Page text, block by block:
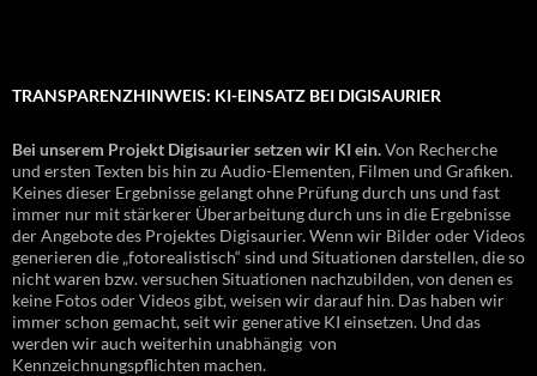
TRANSPARENZHINWEIS: KI-EINSATZ BEI DIGISAURIER
Bei unserem Projekt Digisaurier setzen wir KI ein.Von Recherche
und ersten Texten bis hin zu Audio-Elementen, Filmen und Grafiken.
Keines dieser Ergebnisse gelangt ohne Prüfung durch uns und fast
immer nur mit stärkerer Überarbeitung durch uns in die Ergebnisse
der Angebote des Projektes Digisaurier. Wenn wir Bilder oder Videos
generieren die „fotorealistisch“ sind und Situationen darstellen, die so
nicht waren bzw. versuchen Situationen nachzubilden, von denen es
keine Fotos oder Videos gibt, weisen wir darauf hin. Das haben wir
immer schon gemacht, seit wir generative KI einsetzen. Und das
werden wir auch weiterhin unabhängig von
Kennzeichnungspflichten machen.